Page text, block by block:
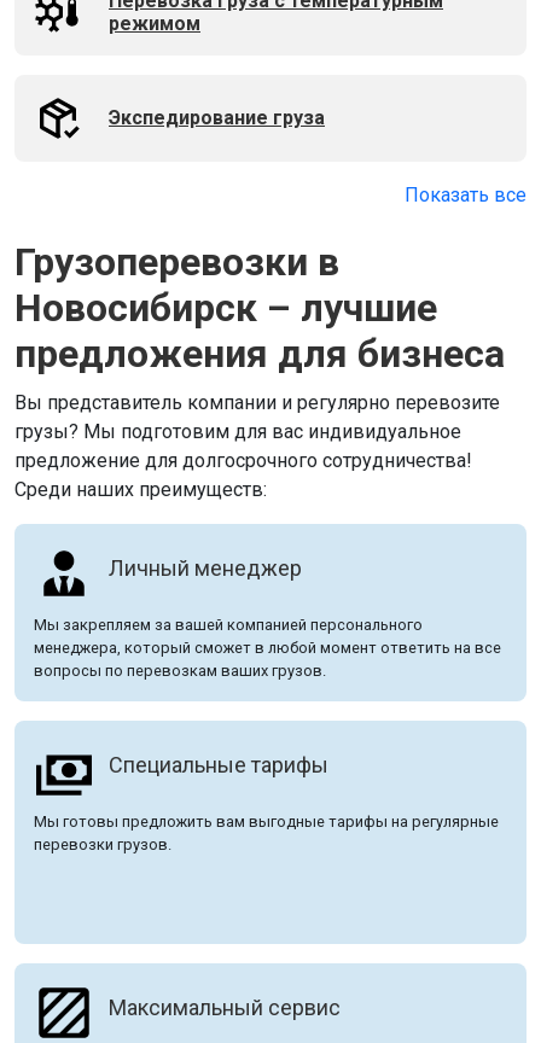
режимом
Экспедирование груза
Показать все
Грузоперевозки в
Новосибирск – лучшие
предложения для бизнеса
Вы представитель компании и регулярно перевозите
грузы? Мы подготовим для вас индивидуальное
предложение для долгосрочного сотрудничества!
Среди наших преимуществ:
Личный менеджер
Мы закрепляем за вашей компанией персонального
менеджера, который сможет в любой момент ответить на все
вопросы по перевозкам ваших грузов.
Специальные тарифы
Мы готовы предложить вам выгодные тарифы на регулярные
перевозки грузов.
Максимальный сервис